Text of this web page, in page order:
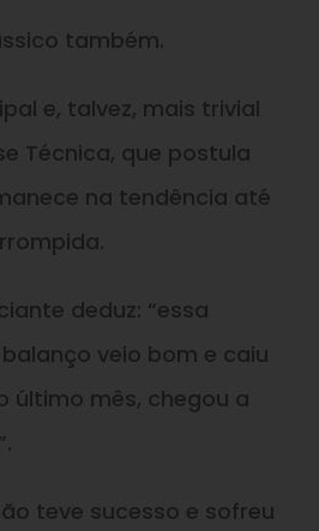
também.
e, talvez, mais trivial
Técnica, que postula
na tendência até
deduz: “essa
veio bom e caiu
último mês, chegou a
teve sucesso e sofreu